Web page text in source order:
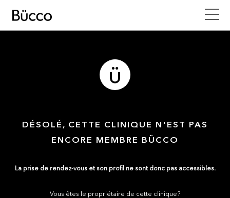
DÉSOLÉ, CETTE CLINIQUE N'EST PAS
ENCORE MEMBRE BÜCCO
La prise de rendez-vous et son profil ne sont donc pas accessibles.
Vous êtes le propriétaire de cette clinique?